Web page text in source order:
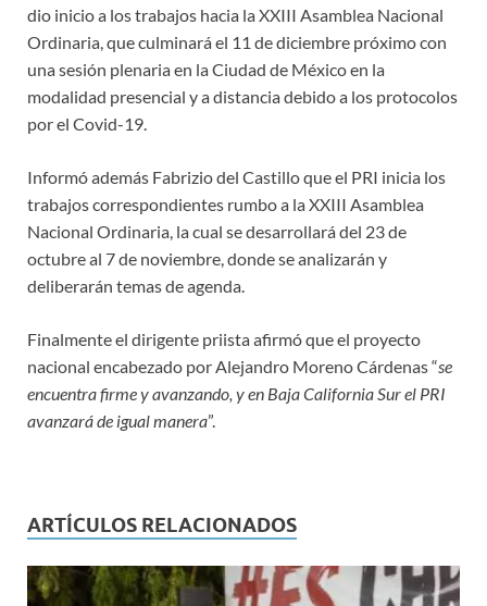
dio inicio a los trabajos hacia la XXIII Asamblea Nacional
Ordinaria, que culminará el 11 de diciembre próximo con
una sesión plenaria en la Ciudad de México en la
modalidad presencial y a distancia debido a los protocolos
por el Covid-19.
Informó además Fabrizio del Castillo que el PRI inicia los
trabajos correspondientes rumbo a la XXIII Asamblea
Nacional Ordinaria, la cual se desarrollará del 23 de
octubre al 7 de noviembre, donde se analizarán y
deliberarán temas de agenda.
Finalmente el dirigente priista afirmó que el proyecto
nacional encabezado por Alejandro Moreno Cárdenas “se
encuentra firme y avanzando, y en Baja California Sur el PRI
avanzará de igual manera”.
ARTÍCULOS RELACIONADOS